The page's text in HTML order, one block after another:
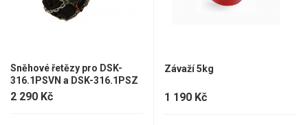
AKU zahradní technika
Aku pily
Aku sekačky
Sněhové řetězy pro DSK-
316.1PSVN a DSK-316.1PSZ
2 290 Kč
Závaží 5kg
1 190 Kč